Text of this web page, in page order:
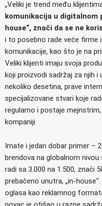
„Veliki je trend među
komunikacija u digitalnom
house“, znači da se ne
i to posebno rade veće firme
komunikacije, kao što je na
Veliki klijenti imaju svoja
koji proizvodi sadržaj za njih i
nekoliko desetina, prave
specijalizovane stvari koje
regularno i postaje
kompaniji.
Imate i jedan dobar primer –
brendova na globalnom
radi sa 3.000 na 1.500, znači
prebačeno unutra, „in-
oglasa kao reklamnog